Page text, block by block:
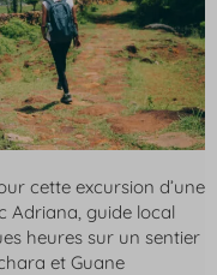
cette excursion d’une
Adriana, guide local
heures sur un sentier
et Guane